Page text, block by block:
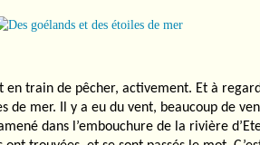
en train de pêcher, activement. Et à
de mer. Il y a eu du vent, beaucoup de
dans l’embouchure de la rivière